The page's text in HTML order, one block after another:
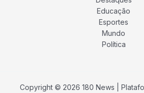
Educação
Esportes
Mundo
Política
Copyright © 2026 180 News |